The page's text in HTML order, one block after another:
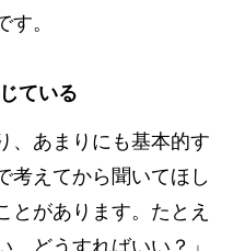
。
ている
、あまりにも基本的す
考えてから聞いてほし
とがあります。たとえ
どうすればいい？」